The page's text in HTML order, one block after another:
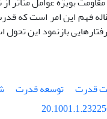
فهم این امر است که
بازنمود این
قدرت توسعه قدرت